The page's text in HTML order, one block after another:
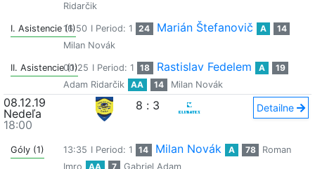
Ridarčik
I. Asistencie (1)16:50 I Period: 1 24 Marián Štefanovič A
14
Milan Novák
II. Asistencie (1)
00:25 I Period: 1 18 Rastislav Fedelem A
19
Adam Ridarčik
AA 14 Milan Novák
08.12.19
Nedeľa
18:00
8 : 3 Detailne
Góly (1) 13:35 I Period: 1 14 Milan Novák A 78
Roman
Imro
AA 7 Gabriel Adam